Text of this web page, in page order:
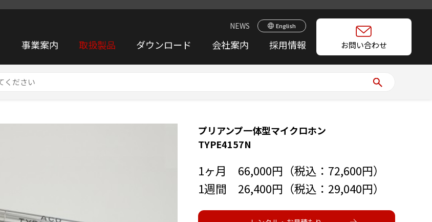
NEWS English
事業案内 取扱製品 ダウンロード 会社案内 採用情報 お問い合わせ
ン TYPE4157N
プリアンプ一体型マイクロホン
TYPE4157N
1ヶ月 66,000円（税込：72,600円）
1週間 26,400円（税込：29,040円）